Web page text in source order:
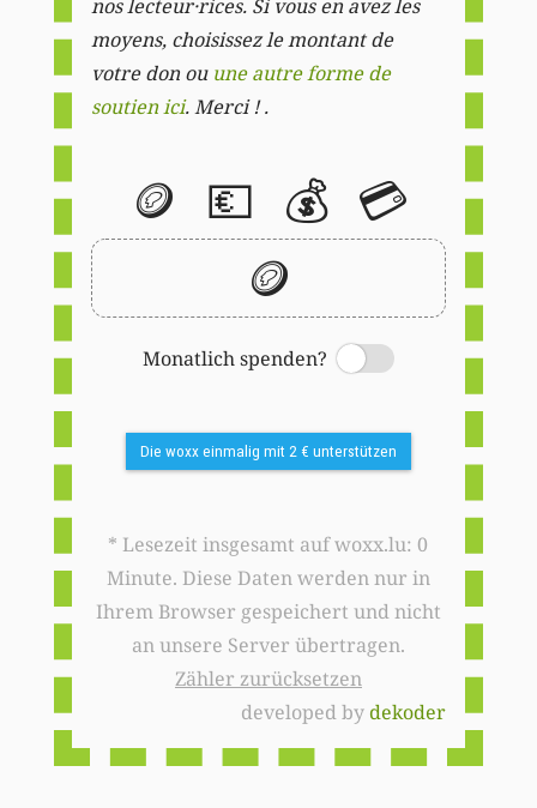
nos lecteur·rices. Si vous en avez les
moyens, choisissez le montant de
votre don ou une autre forme de
soutien ici. Merci ! .
🪙 💶 💰 💳
🪙
Monatlich spenden?
Switch
Die woxx einmalig mit 2 € unterstützen
* Lesezeit insgesamt auf woxx.lu: 0
Minute. Diese Daten werden nur in
Ihrem Browser gespeichert und nicht
an unsere Server übertragen.
Zähler zurücksetzen
developed bydekoder